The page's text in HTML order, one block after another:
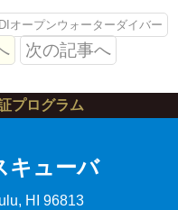
オープンウォーターダイバー
次の記事へ
プログラム
キューバ
HI 96813